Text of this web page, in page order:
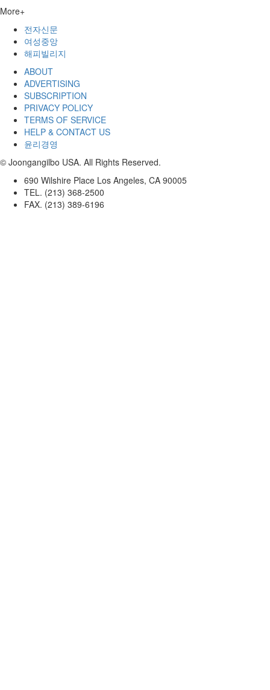
More+
전자신문
여성중앙
해피빌리지
ABOUT
ADVERTISING
SUBSCRIPTION
PRIVACY POLICY
TERMS OF SERVICE
HELP & CONTACT US
윤리경영
© Joongangilbo USA. All Rights Reserved.
690 Wilshire Place Los Angeles, CA 90005
TEL. (213) 368-2500
FAX. (213) 389-6196